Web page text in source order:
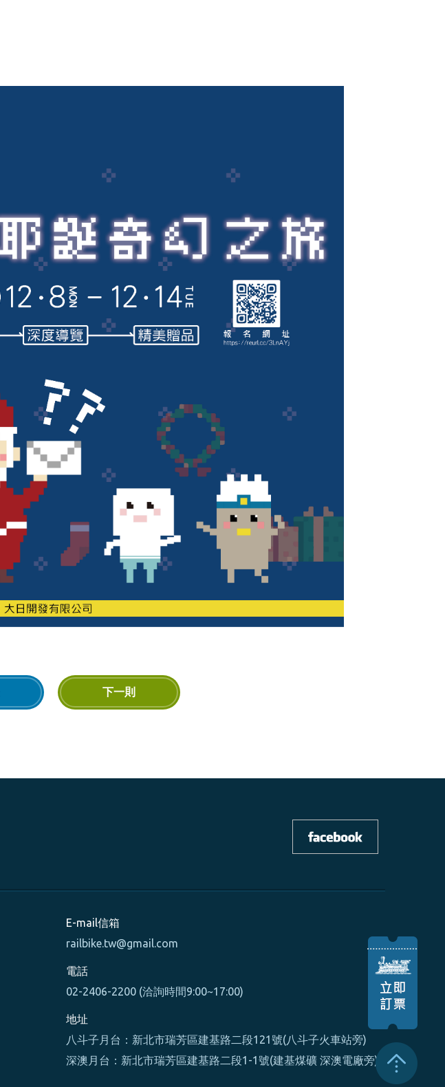
下一則
E-mail信箱
railbike.tw@gmail.com
電話
02-2406-2200 (洽詢時間9:00~17:00)
地址
八斗子月台：新北市瑞芳區建基路二段121號(八斗子火車站旁)
深澳月台：新北市瑞芳區建基路二段1-1號(建基煤礦 深澳電廠旁)